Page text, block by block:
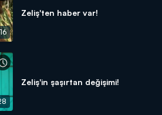
Zeliş'ten haber var!
Zeliş'in şaşırtan değişimi!